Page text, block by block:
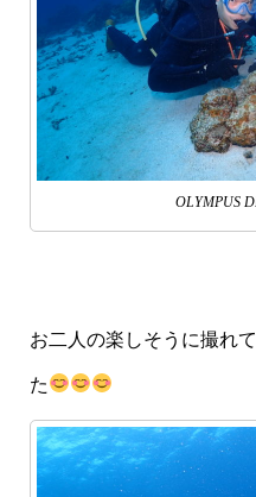
OLYMPUS
お二人の楽しそうに撮れ
た